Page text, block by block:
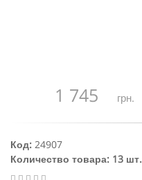
1 745 грн.
Код: 24907
Количество товара: 13 шт.